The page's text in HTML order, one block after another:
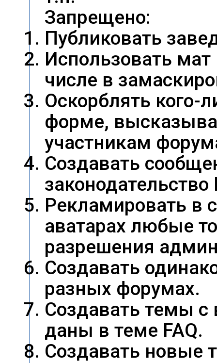
Запрещено:
Публиковать
Использовать
числе в
Оскорблять кого-
форме,
участникам
Создавать
Рекламировать в
аватарах любые
разрешения
Создавать
разных форумах.
Создавать темы с
даны в теме FAQ.
Создавать новые